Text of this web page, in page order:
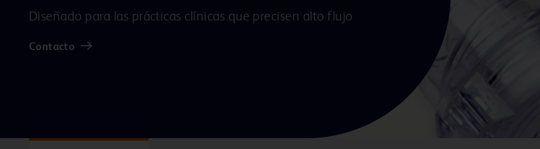
Diseñado para las prácticas clínicas que precisen alto flujo
Contacto